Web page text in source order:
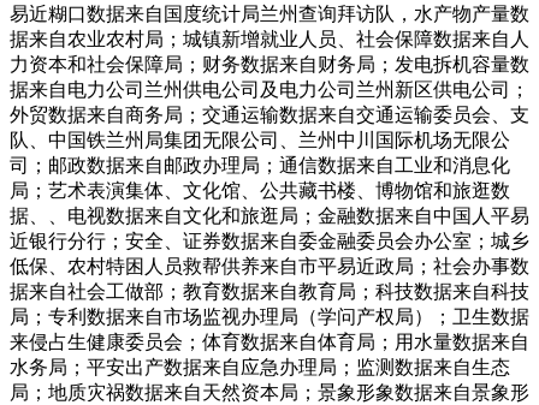
易近糊口数据来自国度统计局兰州查询拜访队，水产物产量数
据来自农业农村局；城镇新增就业人员、社会保障数据来自人
力资本和社会保障局；财务数据来自财务局；发电拆机容量数
据来自电力公司兰州供电公司及电力公司兰州新区供电公司；
外贸数据来自商务局；交通运输数据来自交通运输委员会、支
队、中国铁兰州局集团无限公司、兰州中川国际机场无限公
司；邮政数据来自邮政办理局；通信数据来自工业和消息化
局；艺术表演集体、文化馆、公共藏书楼、博物馆和旅逛数
据、、电视数据来自文化和旅逛局；金融数据来自中国人平易
近银行分行；安全、证券数据来自委金融委员会办公室；城乡
低保、农村特困人员救帮供养来自市平易近政局；社会办事数
据来自社会工做部；教育数据来自教育局；科技数据来自科技
局；专利数据来自市场监视办理局（学问产权局）；卫生数据
来侵占生健康委员会；体育数据来自体育局；用水量数据来自
水务局；平安出产数据来自应急办理局；监测数据来自生态
局；地质灾祸数据来自天然资本局；景象形象数据来自景象形